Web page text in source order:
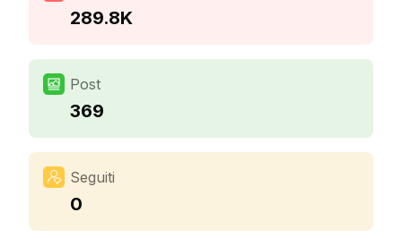
289.8K
Post
369
Seguiti
0